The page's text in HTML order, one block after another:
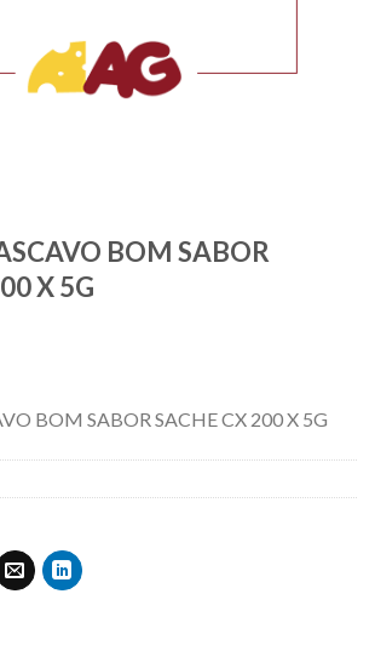
BOM SABOR
X 5G
BOM SABOR SACHE CX 200 X 5G